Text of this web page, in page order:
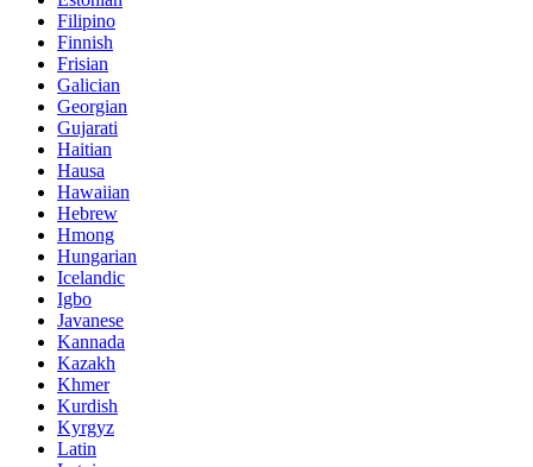
Filipino
Finnish
Frisian
Galician
Georgian
Gujarati
Haitian
Hausa
Hawaiian
Hebrew
Hmong
Hungarian
Icelandic
Igbo
Javanese
Kannada
Kazakh
Khmer
Kurdish
Kyrgyz
Latin